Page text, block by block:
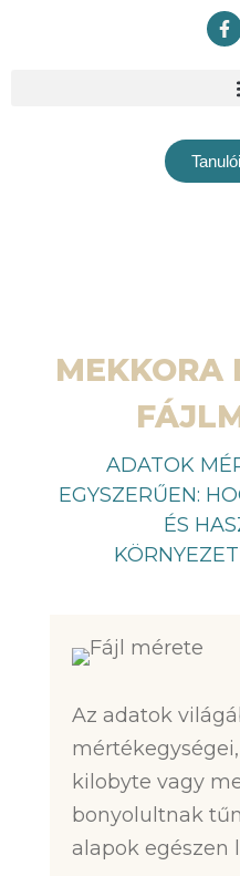
MEKKORA
ADATOK
EGYSZERŰEN:
ÉS
Az adatok
kilobyte vagy
bonyolultnak
alapok egészen